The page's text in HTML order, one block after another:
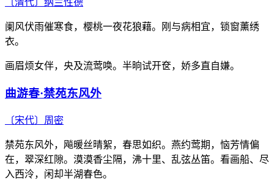
〔清代〕 纳兰性德
阑风伏雨催寒食，樱桃一夜花狼藉。刚与病相宜，锁窗薰绣
衣。
画眉烦女伴，央及流莺唤。半晌试开奁，娇多直自嫌。
曲游春·禁苑东风外
〔宋代〕 周密
禁苑东风外，飚暖丝晴絮，春思如织。燕约莺期，恼芳情偏
在，翠深红隙。漠漠香尘隔，沸十里、乱弦丛笛。看画船、尽
入西泠，闲却半湖春色。